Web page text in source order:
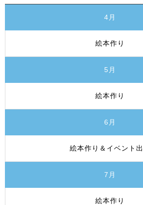
4月
絵本作り
5月
絵本作り
6月
絵本作り＆イベント
7月
絵本作り